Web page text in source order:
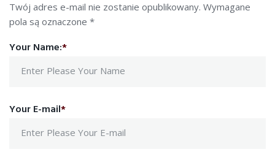
Twój adres e-mail nie zostanie opublikowany. Wymagane
pola są oznaczone *
Your Name:*
Your E-mail*